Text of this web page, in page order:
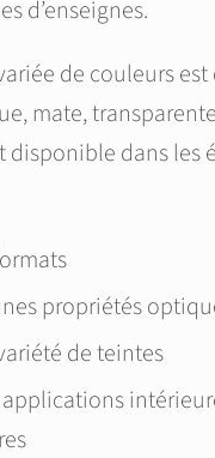
d’enseignes.
de couleurs
mate,
disponible dans les
propriétés
de teintes
applications